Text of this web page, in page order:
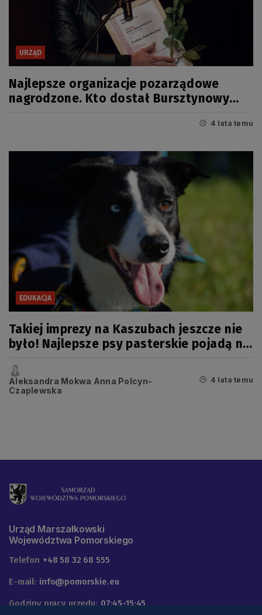
URZĄD
Najlepsze organizacje pozarządowe
nagrodzone. Kto dostał Bursztynowy
4 lata temu
EDUKACJA
Takiej imprezy na Kaszubach jeszcze nie
było! Najlepsze psy pasterskie pojadą na
Aleksandra Mokwa Anna Polcyn-
Czaplewska
4 lata temu
Urząd Marszałkowski
Województwa Pomorskiego
Telefon +48 58 32 68 555
E-mail: info@pomorskie.eu
Godziny pracy urzędu: 07:45-15:45